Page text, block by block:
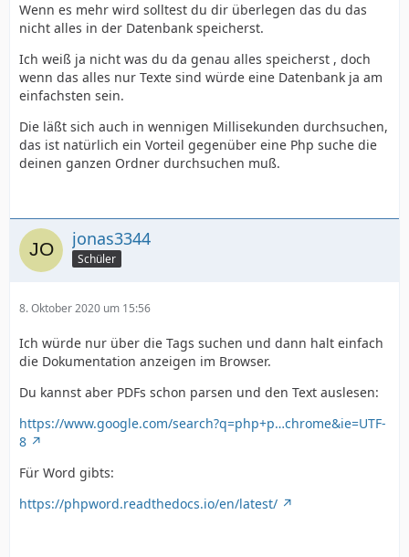
Wenn es mehr wird solltest du dir überlegen das du das
nicht alles in der Datenbank speicherst.
Ich weiß ja nicht was du da genau alles speicherst , doch
wenn das alles nur Texte sind würde eine Datenbank ja am
einfachsten sein.
Die läßt sich auch in wennigen Millisekunden durchsuchen,
das ist natürlich ein Vorteil gegenüber eine Php suche die
deinen ganzen Ordner durchsuchen muß.
jonas3344
Schüler
8. Oktober 2020 um 15:56
Ich würde nur über die Tags suchen und dann halt einfach
die Dokumentation anzeigen im Browser.
Du kannst aber PDFs schon parsen und den Text auslesen:
https://www.google.com/search?q=php+p…chrome&ie=UTF-
8
Für Word gibts:
https://phpword.readthedocs.io/en/latest/